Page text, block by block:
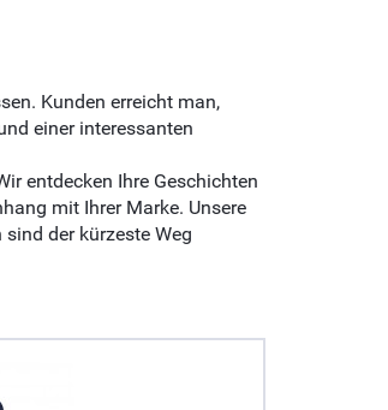
Kunden erreicht man,
einer interessanten
entdecken Ihre Geschichten
mit Ihrer Marke. Unsere
der kürzeste Weg